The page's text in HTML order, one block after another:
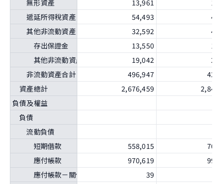
無形資產
遞延所得稅資產
其他非流動資產
存出保證金
其他非流動資產－其他
非流動資產合計
資產總計
負債及權益
負債
流動負債
短期借款
應付帳款
應付帳款－關係人
13,961
54,493
32,592
13,550
19,042
496,947
2,676,459
558,015
970,619
39